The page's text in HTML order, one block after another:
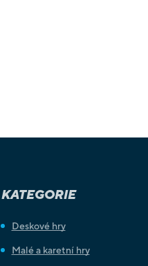
KATEGORIE
Deskové hry
Malé a karetní hry